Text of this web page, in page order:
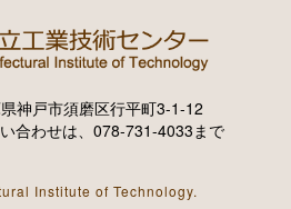
神戸市須磨区行平町3-1-12
合わせは、078-731-4033まで
Institute of Technology.